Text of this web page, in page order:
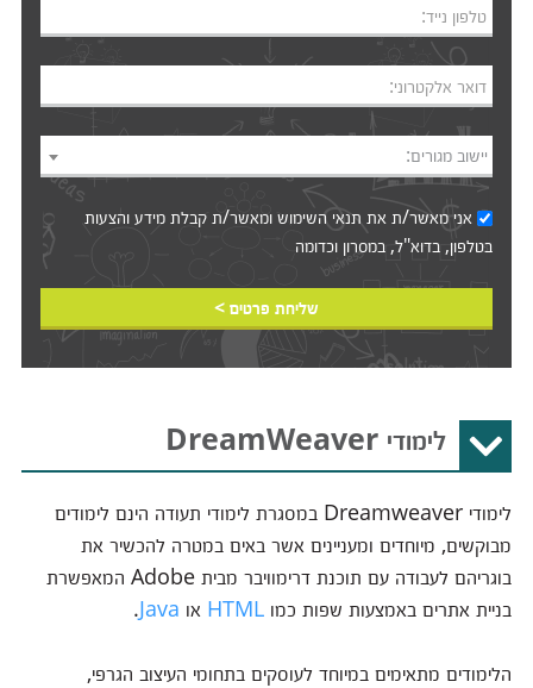
טלפון נייד:
דואר אלקטרוני:
יישוב מגורים:
אני מאשר/ת אתתנאי השימושומאשר/ת קבלת מידע והצעות
בטלפון, בדוא"ל, במסרון וכדומה‎‎
שליחת פרטים >
לימודי DreamWeaver
לימודי Dreamweaver במסגרת לימודי תעודה הינם לימודים
מבוקשים, מיוחדים ומעניינים אשר באים במטרה להכשיר את
בוגריהם לעבודה עם תוכנת דרימוויבר מבית Adobe המאפשרת
בניית אתרים באמצעות שפות כמו HTML או Java
.
הלימודים מתאימים במיוחד לעוסקים בתחומי העיצוב הגרפי,